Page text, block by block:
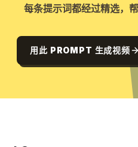
每条提示词都经过精选，
用此 PROMPT 生成视频